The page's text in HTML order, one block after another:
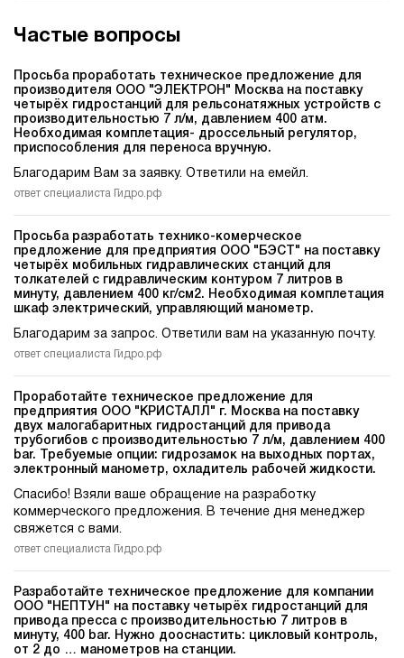
Частые вопросы
Просьба проработать техническое предложение для
производителя ООО "ЭЛЕКТРОН" Москва на поставку
четырёх гидростанций для рельсонатяжных устройств c
производительностью 7 л/м, давлением 400 атм.
Необходимая комплетация- дроссельный регулятор,
приспособления для переноса вручную.
Благодарим Вам за заявку. Ответили на емейл.
ответ специалиста Гидро.рф
Просьба разработать технико-комерческое
предложение для предприятия ООО "БЭСТ" на поставку
четырёх мобильных гидравлических станций для
толкателей c гидравлическим контуром 7 литров в
минуту, давлением 400 кг/см2. Необходимая комплетация
шкаф электрический, управляющий манометр.
Благодарим за запрос. Ответили вам на указанную почту.
ответ специалиста Гидро.рф
Проработайте техническое предложение для
предприятия ООО "КРИСТАЛЛ" г. Москва на поставку
двух малогабаритных гидростанций для привода
трубогибов c производительностью 7 л/м, давлением 400
bar. Требуемые опции: гидрозамок на выходных портах,
электронный манометр, охладитель рабочей жидкости.
Спасибо! Взяли ваше обращение на разработку
коммерческого предложения. В течение дня менеджер
свяжется с вами.
ответ специалиста Гидро.рф
Разработайте техническое предложение для компании
ООО "НЕПТУН" на поставку четырёх гидростанций для
привода пресса c производительностью 7 литров в
минуту, 400 bar. Нужно дооснастить: цикловый контроль,
от 2 до … манометров на станции.